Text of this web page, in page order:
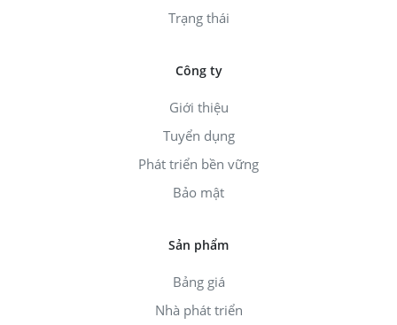
Trạng thái
Công ty
Giới thiệu
Tuyển dụng
Phát triển bền vững
Bảo mật
Sản phẩm
Bảng giá
Nhà phát triển